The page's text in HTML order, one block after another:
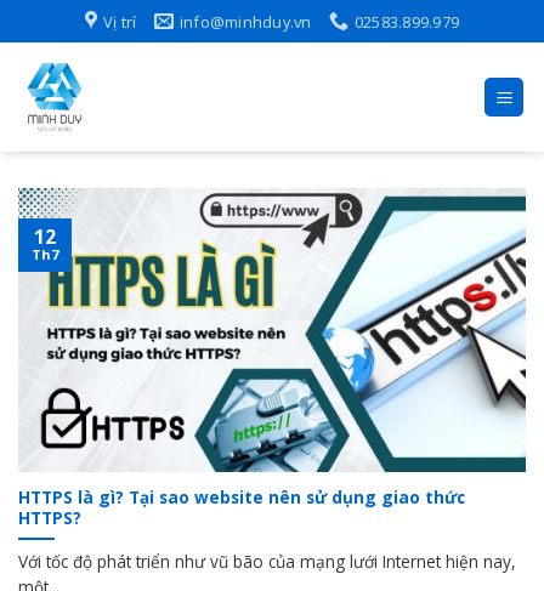
to
content
Vị trí info@minhduy.vn 02583.899.979
HTTPS là gì? Tại sao website nên sử dụng giao thức
HTTPS?
Với tốc độ phát triển như vũ bão của mạng lưới Internet hiện nay,
12
Th7